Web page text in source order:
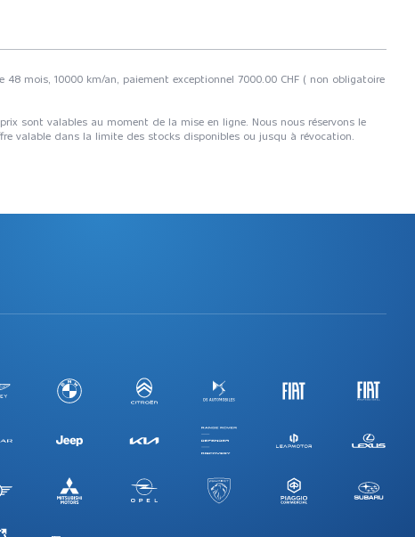
48 mois, 10000 km/an, paiement exceptionnel 7000.00 CHF ( non obligatoire
sont valables au moment de la mise en ligne. Nous nous réservons le
valable dans la limite des stocks disponibles ou jusqu à révocation.